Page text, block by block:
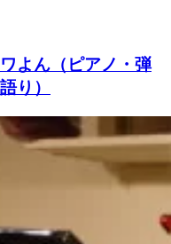
よん（ピアノ・弾
り）